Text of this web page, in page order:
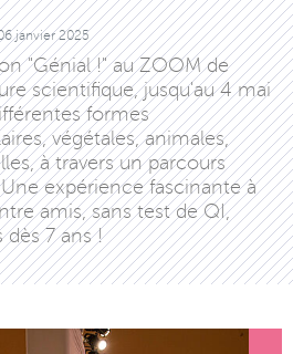
janvier 2025
"Génial !" au ZOOM de
scientifique, jusqu'au 4 mai
formes
végétales, animales,
à travers un parcours
expérience fascinante à
amis, sans test de QI,
dès 7 ans !